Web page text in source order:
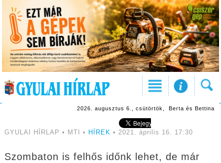
2026. augusztus 6., csütörtök, Berta és Bettina
GYULAI HÍRLAP • MTI • HÍREK • 2021. április 16. 17:30
Szombaton is felhős időnk lehet, de már